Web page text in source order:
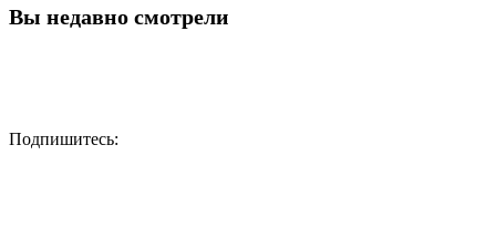
Вы недавно смотрели
Подпишитесь: